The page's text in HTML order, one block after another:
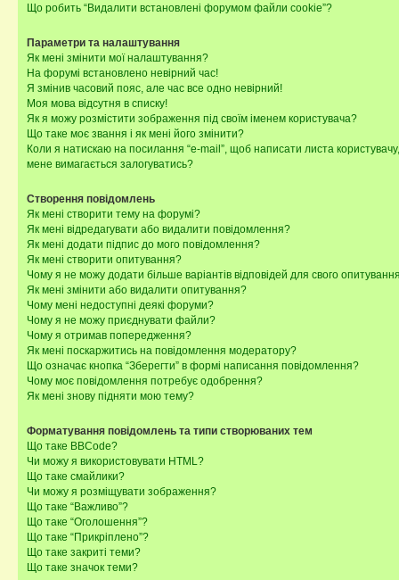
Що робить “Видалити встановлені форумом файли cookie”?
Параметри та налаштування
Як мені змінити мої налаштування?
На форумі встановлено невірний час!
Я змінив часовий пояс, але час все одно невірний!
Моя мова відсутня в списку!
Як я можу розмістити зображення під своїм іменем користувача?
Що таке моє звання і як мені його змінити?
Коли я натискаю на посилання “e-mail”, щоб написати листа користувачу,
мене вимагається залогуватись?
Створення повідомлень
Як мені створити тему на форумі?
Як мені відредагувати або видалити повідомлення?
Як мені додати підпис до мого повідомлення?
Як мені створити опитування?
Чому я не можу додати більше варіантів відповідей для свого
Як мені змінити або видалити опитування?
Чому мені недоступні деякі форуми?
Чому я не можу приєднувати файли?
Чому я отримав попередження?
Як мені поскаржитись на повідомлення модератору?
Що означає кнопка “Зберегти” в формі написання повідомлення?
Чому моє повідомлення потребує одобрення?
Як мені знову підняти мою тему?
Форматування повідомлень та типи створюваних тем
Що таке BBCode?
Чи можу я використовувати HTML?
Що таке смайлики?
Чи можу я розміщувати зображення?
Що таке “Важливо”?
Що таке “Оголошення”?
Що таке “Прикріплено”?
Що таке закриті теми?
Що таке значок теми?